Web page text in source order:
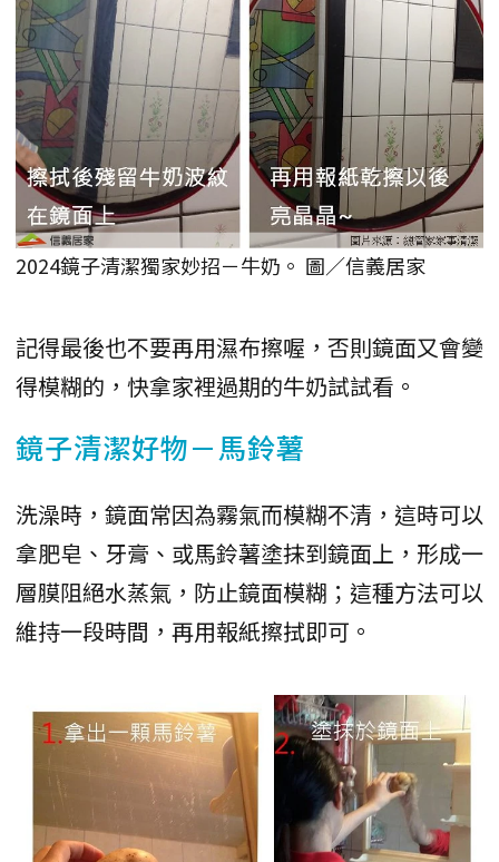
2024鏡子清潔獨家妙招－牛奶。 圖／信義居家
記得最後也不要再用濕布擦喔，否則鏡面又會變
得模糊的，快拿家裡過期的牛奶試試看。
鏡子清潔好物－馬鈴薯
洗澡時，鏡面常因為霧氣而模糊不清，這時可以
拿肥皂、牙膏、或馬鈴薯塗抹到鏡面上，形成一
層膜阻絕水蒸氣，防止鏡面模糊；這種方法可以
維持一段時間，再用報紙擦拭即可。